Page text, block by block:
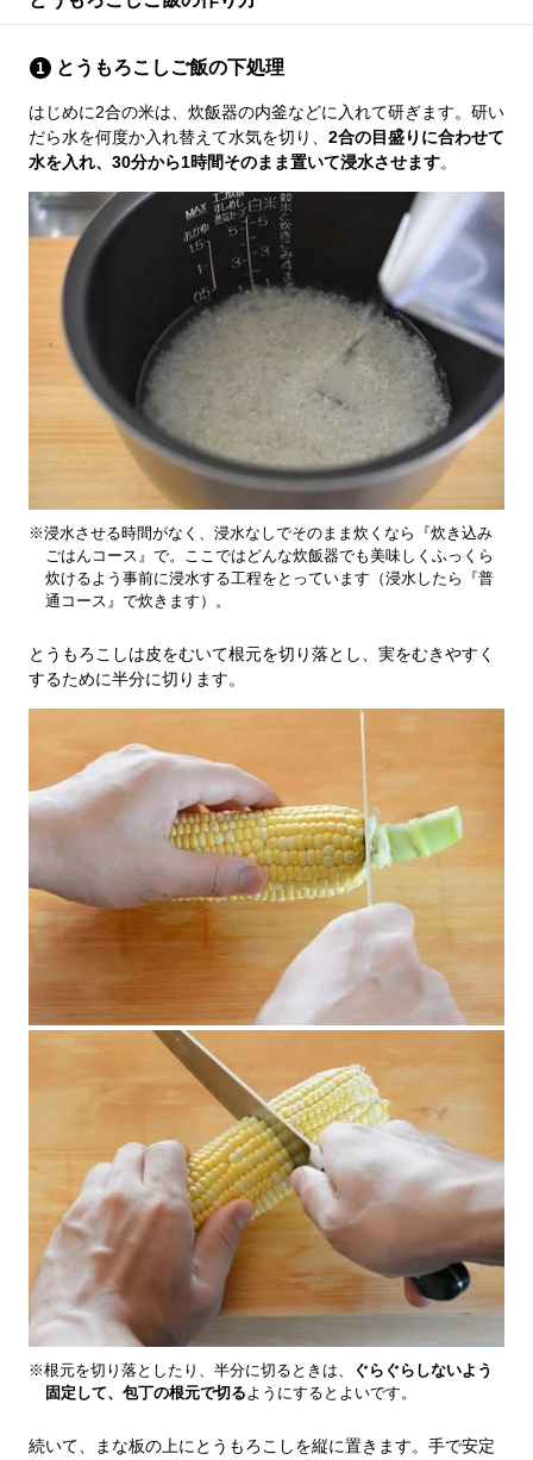
とうもろこしご飯の下処理
はじめに2合の米は、炊飯器の内釜などに入れて研ぎます。研い
だら水を何度か入れ替えて水気を切り、 2合の目盛りに合わせて
水を入れ、30分から1時間そのまま置いて浸水させます。
※浸水させる時間がなく、浸水なしでそのまま炊くなら『炊き込み
ごはんコース』で。ここではどんな炊飯器でも美味しくふっくら
炊けるよう事前に浸水する工程をとっています（浸水したら『普
通コース』で炊きます）。
とうもろこしは皮をむいて根元を切り落とし、実をむきやすく
するために半分に切ります。
※根元を切り落としたり、半分に切るときは、
ぐらぐらしないよう
固定して、包丁の根元で切るようにするとよいです。
続いて、まな板の上にとうもろこしを縦に置きます。手で安定